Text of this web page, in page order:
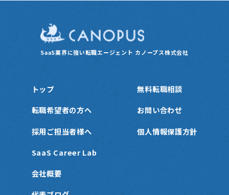
SaaS業界に強い転職エージェント カノープス株式会社
トップ
転職希望者の方へ
採用ご担当者様へ
SaaS Career Lab
会社概要
無料転職相談
お問い合わせ
個人情報保護方針